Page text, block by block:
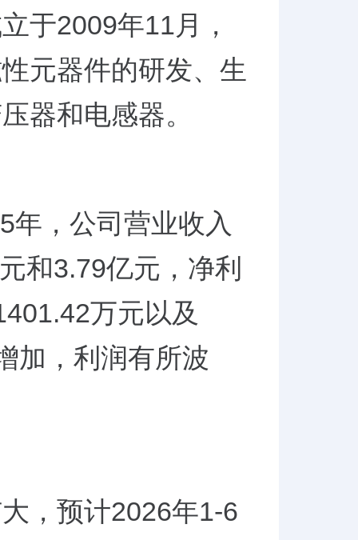
于2009年11月，
元器件的研发、生
器和电感器。
年，公司营业收入
和3.79亿元，净利
万元以及
加，利润有所波
，预计2026年1-6